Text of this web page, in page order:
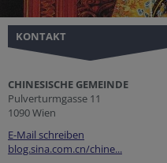
KONTAKT
CHINESISCHE GEMEINDE
Pulverturmgasse 11
1090 Wien
E-Mail schreiben
blog.sina.com.cn/chine...